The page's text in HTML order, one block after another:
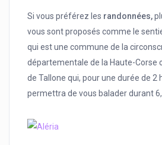
Si vous préférez les randonnées,
vous sont proposés comme le
qui est une commune de la
départementale de la Haute-Corse
de Tallone qui, pour une durée de 2
permettra de vous balader durant